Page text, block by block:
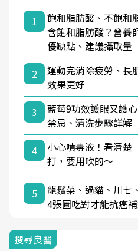
1
飽和脂肪酸、不飽和
含飽和脂肪酸？營養
優缺點、建議攝取量
2
運動完消除疲勞、
效果更好
3
藍莓9功效護眼又護
禁忌、清洗步驟詳解
4
小心噴毒液！看清楚
打，要用吹的～
5
龍鬚菜、過貓、川七
4張圖吃對才能抗癌
搜尋良醫